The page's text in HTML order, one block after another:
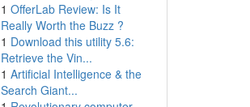
1 OfferLab Review: Is It
Really Worth the Buzz ?
1 Download this utility 5.6:
Retrieve the Vin...
1 Artificial Intelligence & the
Search Giant...